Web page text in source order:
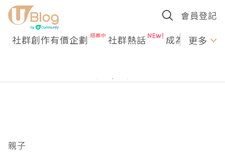
會員登記
社群創作有價企劃 社群熱話 成為U更多
親子